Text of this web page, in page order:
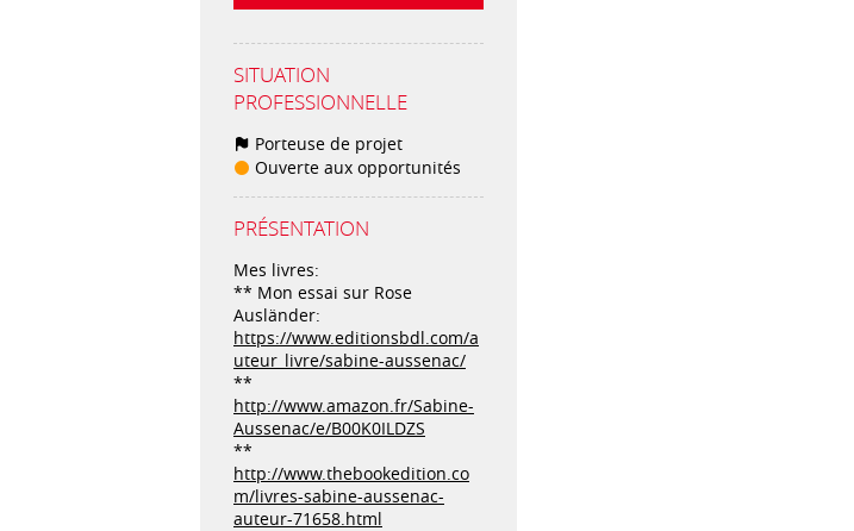
SITUATION
PROFESSIONNELLE
Porteuse de projet
Ouverte aux opportunités
PRÉSENTATION
Mes livres:
** Mon essai sur Rose
Ausländer:
https://www.editionsbdl.com/a
uteur_livre/sabine-aussenac/
**
http://www.amazon.fr/Sabine-
Aussenac/e/B00K0ILDZS
**
http://www.thebookedition.co
m/livres-sabine-aussenac-
auteur-71658.html